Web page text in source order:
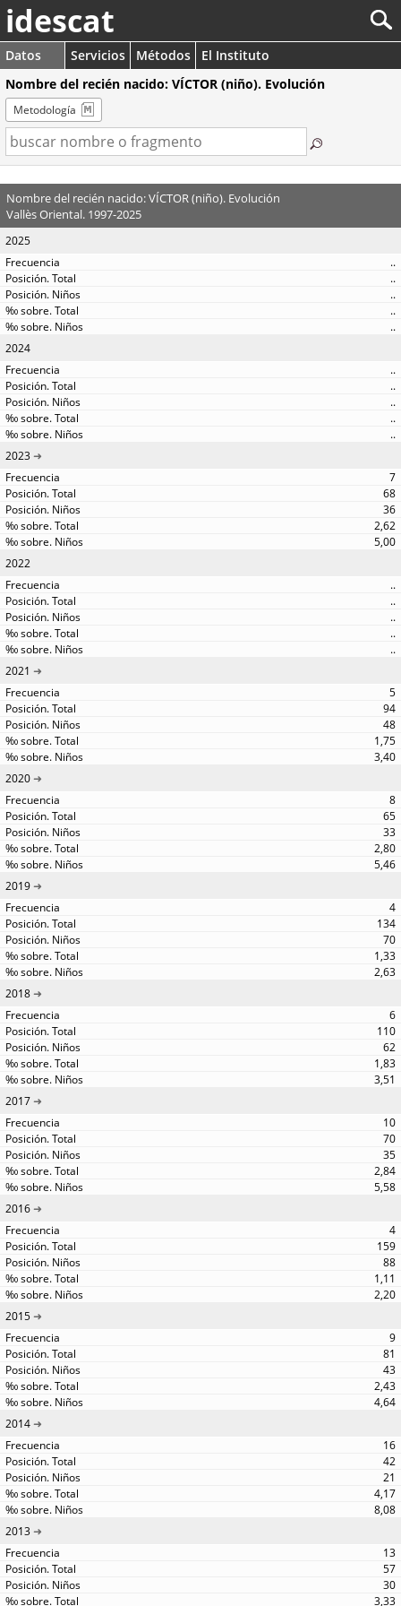
idescat
Datos Servicios Métodos
El Instituto
Nombre del recién nacido: VÍCTOR (niño). Evolución
Metodología
Nombre del recién nacido: VÍCTOR (niño). Evolución
Vallès Oriental. 1997-2025
2025
..
..
..
..
..
2024
..
..
..
..
..
2023
7
68
36
2,62
5,00
2022
..
..
..
..
..
2021
5
94
48
1,75
3,40
2020
8
65
33
2,80
5,46
2019
4
134
70
1,33
2,63
2018
6
110
62
1,83
3,51
2017
10
70
35
2,84
5,58
2016
4
159
88
1,11
2,20
2015
9
81
43
2,43
4,64
2014
16
42
21
4,17
8,08
2013
13
57
30
3,33